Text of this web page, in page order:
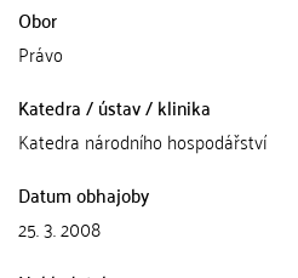
Obor
Právo
Katedra / ústav / klinika
Katedra národního hospodářství
Datum obhajoby
25. 3. 2008